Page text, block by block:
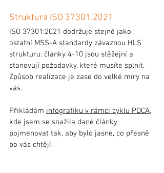
Struktura ISO 37301:2021
ISO 37301:2021 dodržuje stejně jako
ostatní MSS-A standardy závaznou HLS
strukturu: články 4-10 jsou stěžejní a
stanovují požadavky, které musíte splnit.
Způsob realizace je zase do velké míry na
vás.
Přikládám infografiku v rámci cyklu PDCA,
kde jsem se snažila dané články
pojmenovat tak, aby bylo jasné, co přesně
po vás chtějí.